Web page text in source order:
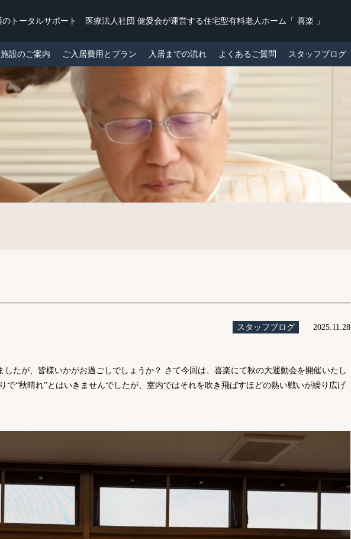
のトータルサポート 医療法人社団 健愛会が運営する住宅型有料老人ホーム「 喜楽 」
施設のご案内 ご入居費用とプラン 入居までの流れ よくあるご質問 スタッフブログ
スタッフブログ 2025.11.28
したが、皆様いかがお過ごしでしょうか？ さて今回は、喜楽にて秋の大運動会を開催いたし
で“秋晴れ”とはいきませんでしたが、室内ではそれを吹き飛ばすほどの熱い戦いが繰り広げ